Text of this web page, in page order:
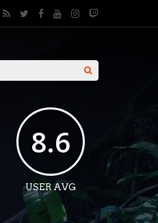
8.6
USER AVG